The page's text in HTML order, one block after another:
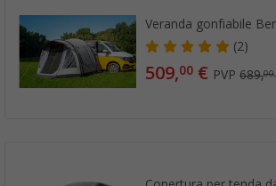
Veranda gonfiabile
(2)
509,00 € PVP689,00